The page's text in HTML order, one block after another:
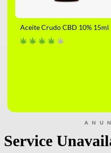
Aceite Crudo CBD 10% 15ml